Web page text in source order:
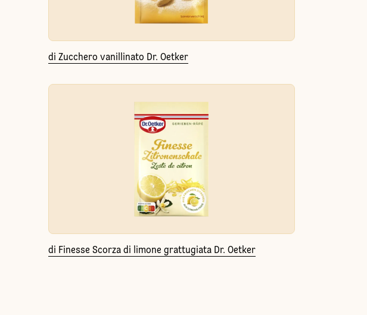
di Zucchero vanillinato Dr. Oetker
di Finesse Scorza di limone grattugiata Dr. Oetker